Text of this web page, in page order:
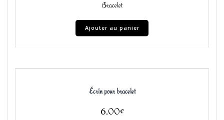
Bracelet
Ajouter au panier
Écrin pour bracelet
6,00€